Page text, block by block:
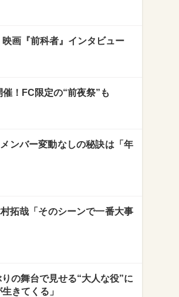
画『前科者』インタビュー
！FC限定の“前夜祭”も
ンバー変動なしの秘訣は「年
拓哉「そのシーンで一番大事
の舞台で見せる“大人な役”に
きてくる」